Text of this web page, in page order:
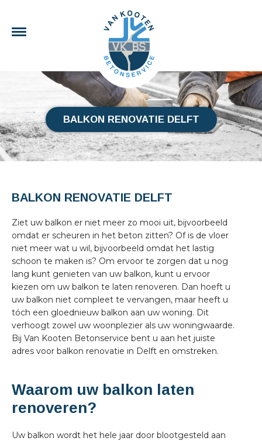
BALKON RENOVATIE DELFT
BALKON RENOVATIE DELFT
Ziet uw balkon er niet meer zo mooi uit, bijvoorbeeld
omdat er scheuren in het beton zitten? Of is de vloer
niet meer wat u wil, bijvoorbeeld omdat het lastig
schoon te maken is? Om ervoor te zorgen dat u nog
lang kunt genieten van uw balkon, kunt u ervoor
kiezen om uw balkon te laten renoveren. Dan hoeft u
uw balkon niet compleet te vervangen, maar heeft u
tóch een gloednieuw balkon aan uw woning. Dit
verhoogt zowel uw woonplezier als uw woningwaarde.
Bij Van Kooten Betonservice bent u aan het juiste
adres voor balkon renovatie in Delft en omstreken.
Waarom uw balkon laten
renoveren?
Uw balkon wordt het hele jaar door blootgesteld aan